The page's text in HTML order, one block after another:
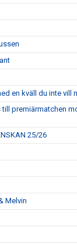
en kväll du inte vill
premiärmatchen
25/26
Melvin